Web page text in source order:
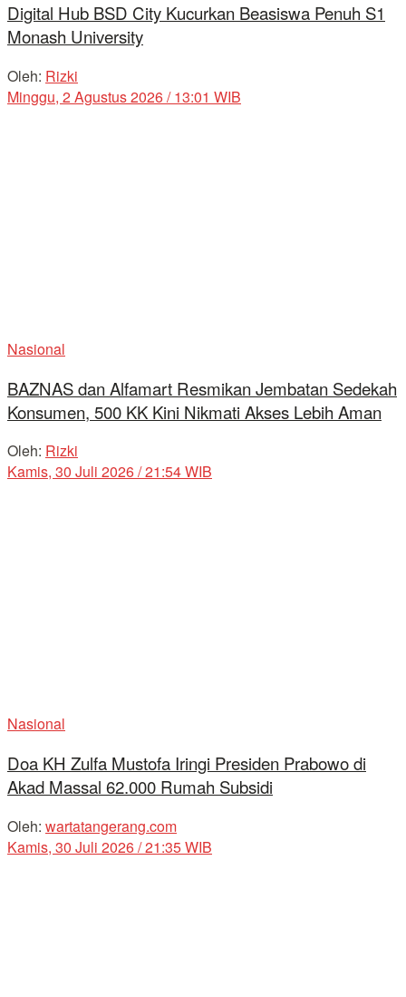
Digital Hub BSD City Kucurkan Beasiswa Penuh S1
Monash University
Oleh: Rizki
Minggu, 2 Agustus 2026 / 13:01 WIB
Nasional
BAZNAS dan Alfamart Resmikan Jembatan Sedekah
Konsumen, 500 KK Kini Nikmati Akses Lebih Aman
Oleh: Rizki
Kamis, 30 Juli 2026 / 21:54 WIB
Nasional
Doa KH Zulfa Mustofa Iringi Presiden Prabowo di
Akad Massal 62.000 Rumah Subsidi
Oleh: wartatangerang.com
Kamis, 30 Juli 2026 / 21:35 WIB